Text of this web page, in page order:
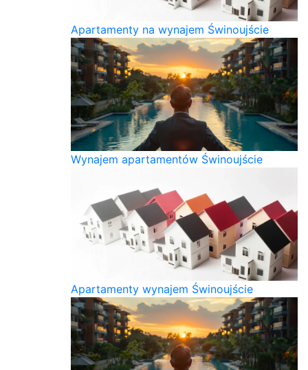
Apartamenty na wynajem Świnoujście
Wynajem apartamentów Świnoujście
Apartamenty wynajem Świnoujście